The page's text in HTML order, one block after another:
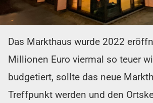
Das Markthaus wurde 2022
Millionen Euro viermal so teuer
budgetiert, sollte das neue
Treffpunkt werden und den